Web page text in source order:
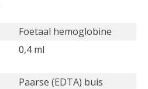
Foetaal hemoglobine
0,4 ml
Paarse (EDTA) buis